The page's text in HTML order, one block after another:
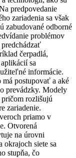
predpovedanie
zariadenia sa však
zabudované odborné
problémov
čerpadlá,
sa
informácie.
postupovať a aké
prevádzky. Modely
rozlišujú
zariadenie.
priamo v
Otvorená
na úrovni
okrajoch siete sa
stupňa, čo